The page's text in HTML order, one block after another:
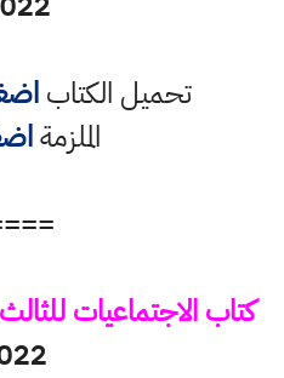
تحميل الكتاب
الملزمة
كتاب الاجتماعيات